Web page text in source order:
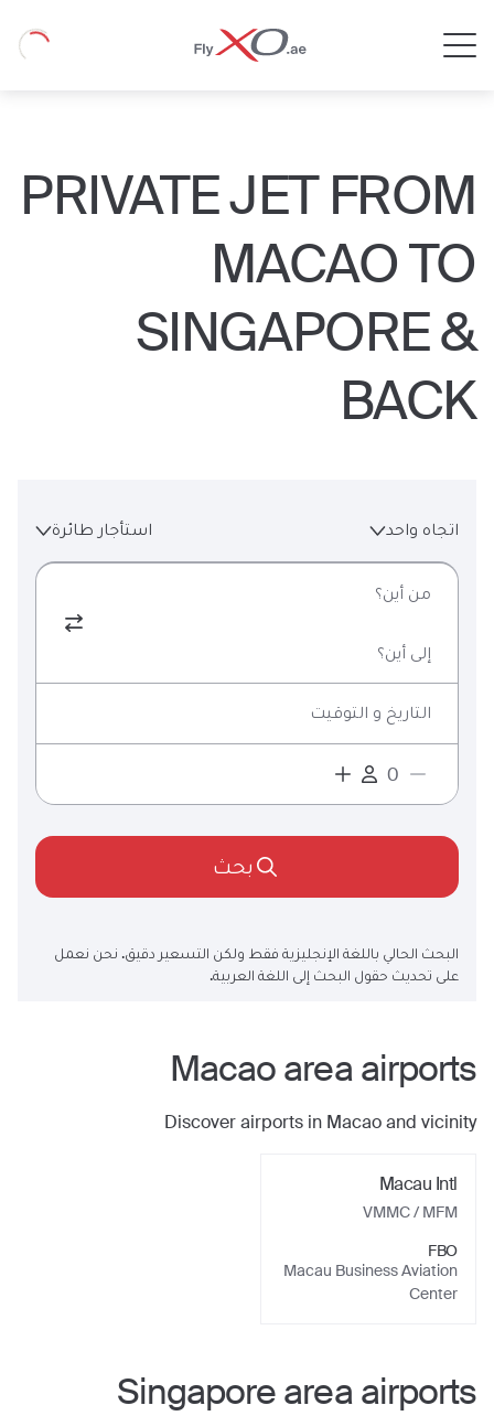
Loading
PRIVATE JET FROM
MACAO TO
SINGAPORE &
BACK
اتجاه واحد استأجار طائرة
من أين؟
إلى أين؟
التاريخ و التوقيت
بحث
البحث الحالي باللغة الإنجليزية فقط ولكن التسعير دقيق. نحن نعمل
على تحديث حقول البحث إلى اللغة العربية.
Macaoarea airports
Discover airports in Macaoand vicinity
Macau Intl
VMMC/ MFM
FBO
Macau Business Aviation
Center
Singaporearea airports